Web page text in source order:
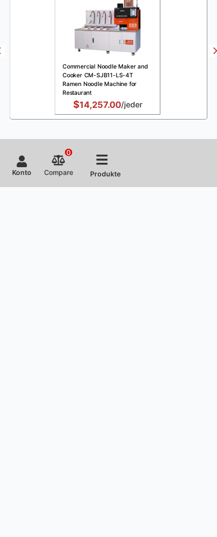
Commercial Noodle Maker and
Cooker CM-SJB11-LS-4T
Ramen Noodle Machine for
Restaurant
$14,257.00/jeder
Konto Compare
0
Produkte